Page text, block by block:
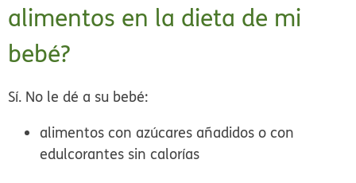
alimentos en la dieta de mi
bebé?
Sí. No le dé a su bebé:
alimentos con azúcares añadidos o con
edulcorantes sin calorías